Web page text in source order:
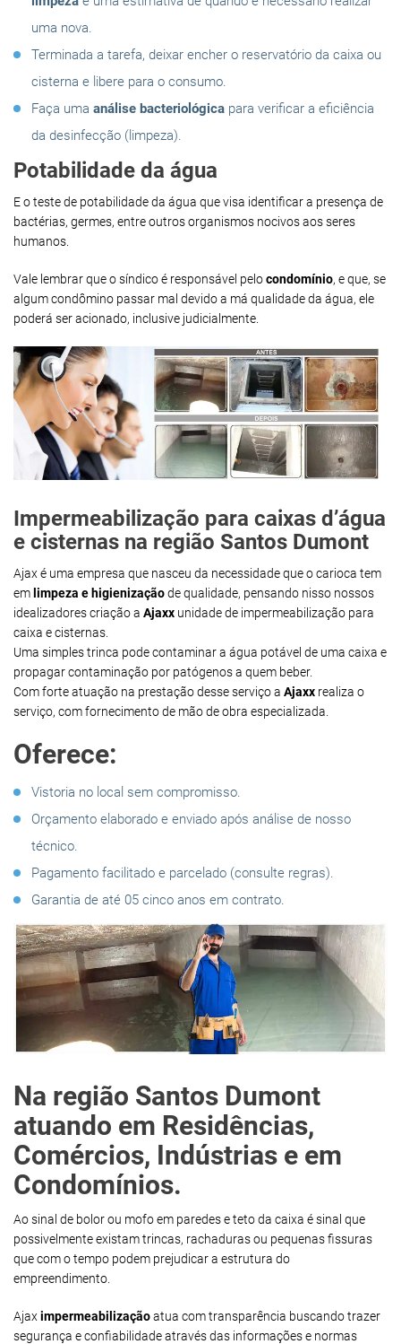
uma nova.
Terminada a tarefa, deixar encher o reservatório da caixa ou
cisterna e libere para o consumo.
Faça uma análise bacteriológica para verificar a eficiência
da desinfecção (limpeza).
Potabilidade da água
E o teste de potabilidade da água que visa identificar a presença de
bactérias, germes, entre outros organismos nocivos aos seres
humanos.
Vale lembrar que o síndico é responsável pelocondomínio, e que, se
algum condômino passar mal devido a má qualidade da água, ele
poderá ser acionado, inclusive judicialmente.
Impermeabilização para caixas d’água
e cisternas na região Santos Dumont
Ajax é uma empresa que nasceu da necessidade que o carioca tem
em limpeza e higienizaçãode qualidade, pensando nisso nossos
idealizadores criação a Ajaxx unidade de impermeabilização para
caixa e cisternas.
Uma simples trinca pode contaminar a água potável de uma caixa e
propagar contaminação por patógenos a quem beber.
Com forte atuação na prestação desse serviço a Ajaxx realiza o
serviço, com fornecimento de mão de obra especializada.
Oferece:
Vistoria no local sem compromisso.
Orçamento elaborado e enviado após análise de nosso
técnico.
Pagamento facilitado e parcelado (consulte regras).
Garantia de até 05 cinco anos em contrato.
Na região Santos Dumont
atuando em Residências,
Comércios, Indústrias e em
Condomínios.
Ao sinal de bolor ou mofo em paredes e teto da caixa é sinal que
possivelmente existam trincas, rachaduras ou pequenas fissuras
que com o tempo podem prejudicar a estrutura do
empreendimento.
Ajaximpermeabilizaçãoatua com transparência buscando trazer
segurança e confiabilidade através das informações e normas